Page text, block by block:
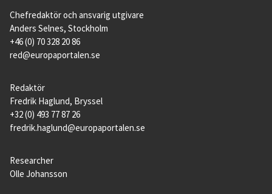
Chefredaktör och ansvarig utgivare
Anders Selnes, Stockholm
+46 (0) 70 328 20 86
red@europaportalen.se
Redaktör
Fredrik Haglund, Bryssel
+32 (0) 493 77 87 26
fredrik.haglund@europaportalen.se
Researcher
Olle Johansson